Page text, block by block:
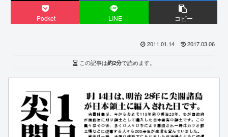
Pocket LINE コピー
2011.01.14 2017.03.06
この記事は約2分で読めます。